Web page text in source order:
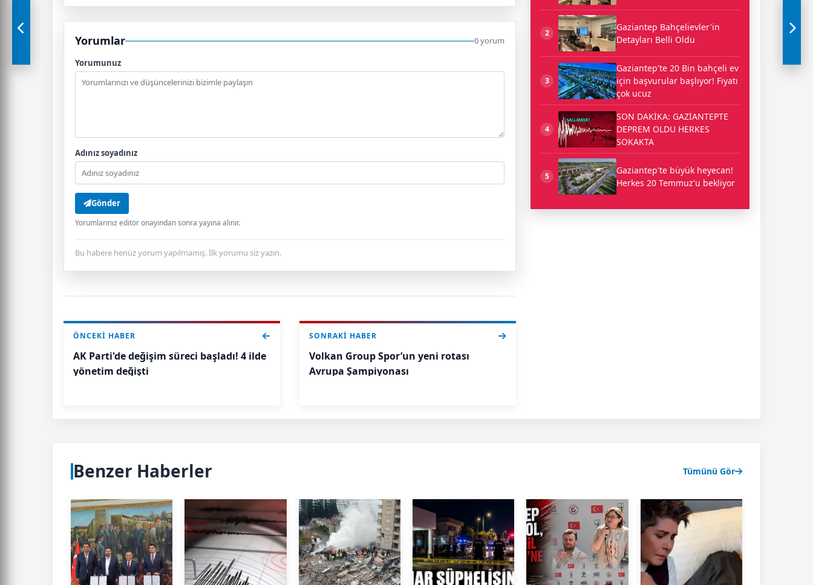
Yorumlar 0 yorum
Yorumunuz
Adınız soyadınız
Gönder
Yorumlarınız editör onayından sonra yayına alınır.
Bu habere henüz yorum yapılmamış. İlk yorumu siz yazın.
ÖNCEKI HABER
AK Parti'de değişim süreci başladı! 4 ilde
yönetim değişti
SONRAKI HABER
Volkan Group Spor’un yeni rotası
Avrupa Şampiyonası
2
Gaziantep Bahçelievler'in
Detayları Belli Oldu
3
Gaziantep'te 20 Bin bahçeli ev
için başvurular başlıyor! Fiyatı
çok ucuz
4
SON DAKİKA: GAZİANTEPTE
DEPREM OLDU HERKES
SOKAKTA
5
Gaziantep'te büyük heyecan!
Herkes 20 Temmuz'u bekliyor
Benzer Haberler Tümünü Gör